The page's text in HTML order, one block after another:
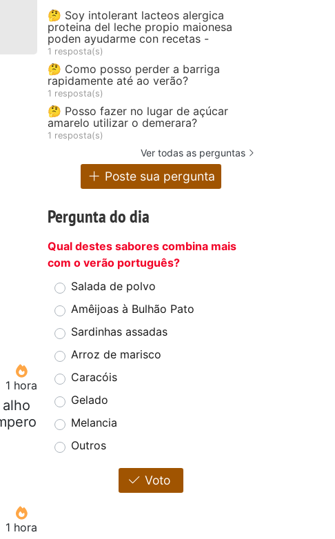
1 hora
1 hora
🤔 Soy intolerant lacteos alergica
proteina del leche propio maionesa
poden ayudarme con recetas -
1 resposta(s)
🤔 Como posso perder a barriga
rapidamente até ao verão?
1 resposta(s)
🤔 Posso fazer no lugar de açúcar
amarelo utilizar o demerara?
1 resposta(s)
Ver todas as perguntas
Poste sua pergunta
Pergunta do dia
Qual destes sabores combina mais
com o verão português?
Salada de polvo
Amêijoas à Bulhão Pato
Sardinhas assadas
Arroz de marisco
Caracóis
Gelado
Melancia
Outros
Voto